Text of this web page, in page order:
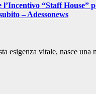
“Staff House”
– Adessonews
esigenza vitale, nasce